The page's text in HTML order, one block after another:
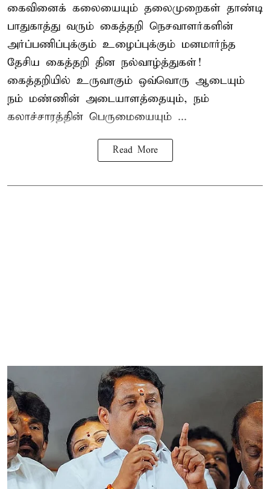
கைவினைக் கலையையும் தலைமுறைகள் தாண்டி
பாதுகாத்து வரும் கைத்தறி நெசவாளர்களின்
அர்ப்பணிப்புக்கும் உழைப்புக்கும் மனமார்ந்த
தேசிய கைத்தறி தின நல்வாழ்த்துகள்!
கைத்தறியில் உருவாகும் ஒவ்வொரு ஆடையும்
நம் மண்ணின் அடையாளத்தையும், நம்
கலாச்சாரத்தின் பெருமையையும் ...
Read More